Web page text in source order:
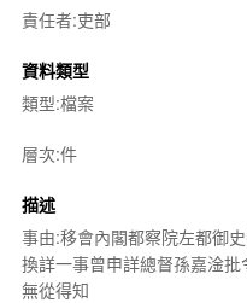
責任者:吏部
資料類型
類型:檔案
層次:件
描述
事由:移會內閣都察院左都御
換詳一事曾申詳總督孫嘉淦
無從得知